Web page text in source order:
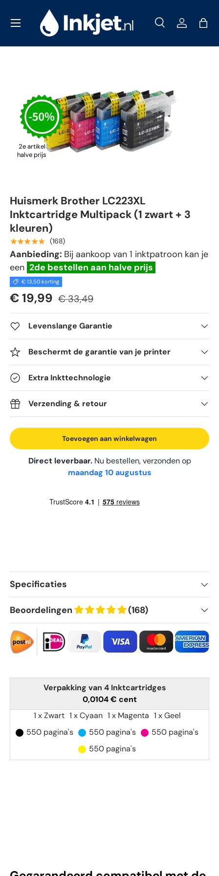
Ga naar inhoud
Zoeken
ZoekenInloggen
Tas
Menu
2e artikel
halve prijs
Huismerk Brother LC223XL
Inktcartridge Multipack (1 zwart + 3
kleuren)
★★★★★ (168)
Aanbieding: Bij aankoop van 1 inktpatroon kan je
een 2de bestellen aan halve prijs
€ 13,50 korting
€ 19,99 € 33,49
Levenslange Garantie
Beschermt de garantie van je printer
Extra Inkttechnologie
Verzending & retour
Toevoegen aan winkelwagen
Direct leverbaar.Nu bestellen, verzonden op
maandag 10 augustus
Specificaties
Beoordelingen (168)
Verpakking van 4 Inktcartridges
0,0104 € cent
1 x Zwart 1 x Cyaan 1 x Magenta 1 x Geel
550 pagina's
550 pagina's
550 pagina's
550 pagina's